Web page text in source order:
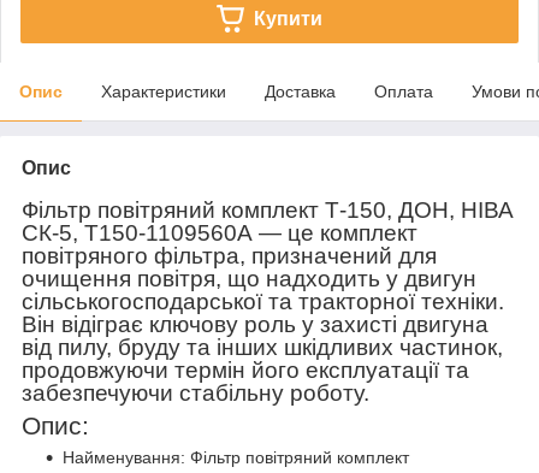
Купити
Опис Характеристики Доставка Оплата Умови
Опис
Фільтр повітряний комплект Т-150, ДОН, НІВА
СК-5, Т150-1109560А — це комплект
повітряного фільтра, призначений для
очищення повітря, що надходить у двигун
сільськогосподарської та тракторної техніки.
Він відіграє ключову роль у захисті двигуна
від пилу, бруду та інших шкідливих частинок,
продовжуючи термін його експлуатації та
забезпечуючи стабільну роботу.
Опис:
Найменування: Фільтр повітряний комплект